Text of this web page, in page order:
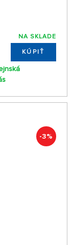
NA SKLADE
KÚPIŤ
-3%